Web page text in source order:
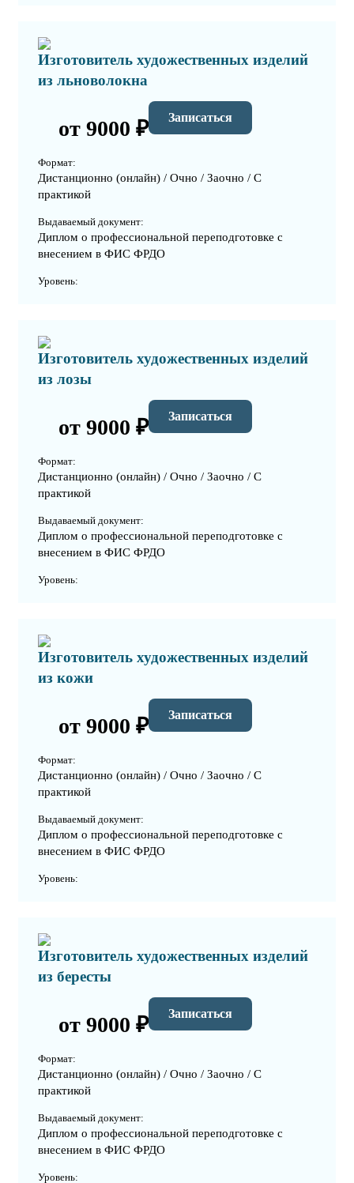
Изготовитель художественных изделий
из льноволокна
от 9000 ₽ Записаться
Формат:
Дистанционно (онлайн) / Очно / Заочно / С
практикой
Выдаваемый документ:
Диплом о профессиональной переподготовке с
внесением в ФИС ФРДО
Уровень:
Изготовитель художественных изделий
из лозы
от 9000 ₽ Записаться
Формат:
Дистанционно (онлайн) / Очно / Заочно / С
практикой
Выдаваемый документ:
Диплом о профессиональной переподготовке с
внесением в ФИС ФРДО
Уровень:
Изготовитель художественных изделий
из кожи
от 9000 ₽ Записаться
Формат:
Дистанционно (онлайн) / Очно / Заочно / С
практикой
Выдаваемый документ:
Диплом о профессиональной переподготовке с
внесением в ФИС ФРДО
Уровень:
Изготовитель художественных изделий
из бересты
от 9000 ₽ Записаться
Формат:
Дистанционно (онлайн) / Очно / Заочно / С
практикой
Выдаваемый документ:
Диплом о профессиональной переподготовке с
внесением в ФИС ФРДО
Уровень: